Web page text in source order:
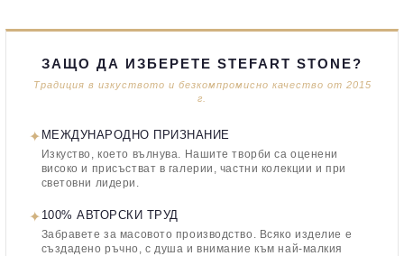
ЗАЩО ДА ИЗБЕРЕТЕ STEFART STONE?
Традиция в изкуството и безкомпромисно качество от 2015
г.
✦ МЕЖДУНАРОДНО ПРИЗНАНИЕ
Изкуство, което вълнува. Нашите творби са оценени
високо и присъстват в галерии, частни колекции и при
световни лидери.
✦ 100% АВТОРСКИ ТРУД
Забравете за масовото производство. Всяко изделие е
създадено ръчно, с душа и внимание към най-малкия